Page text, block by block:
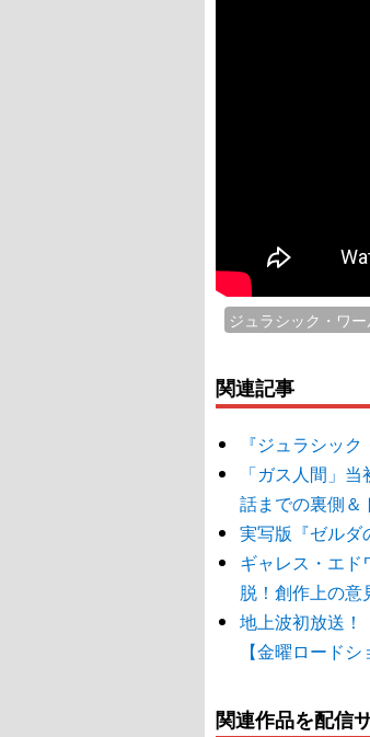
ジュラシック・ワー
関連記事
『ジュラシッ
「ガス人間」
話までの裏側＆
実写版『ゼル
ギャレス・エ
脱！創作上の意
地上波初放送！
【金曜ロードシ
関連作品を配信